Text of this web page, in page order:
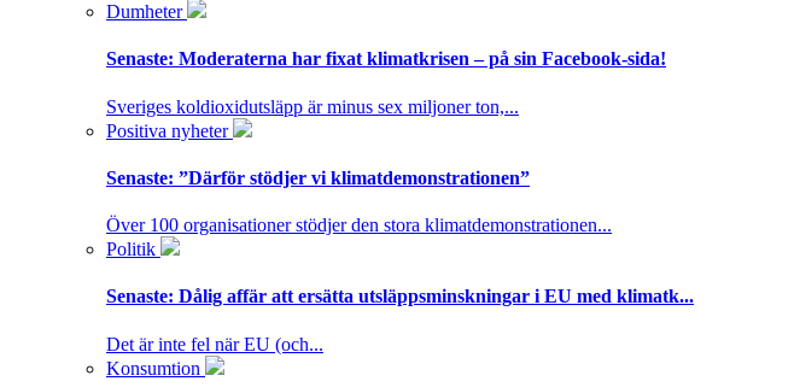
Dumheter
Senaste: Moderaterna har fixat klimatkrisen – på sin Facebook-sida!
Sveriges koldioxidutsläpp är minus sex miljoner ton,...
Positiva nyheter
Senaste: ”Därför stödjer vi klimatdemonstrationen”
Över 100 organisationer stödjer den stora klimatdemonstrationen...
Politik
Senaste: Dålig affär att ersätta utsläppsminskningar i EU med klimatk...
Det är inte fel när EU (och...
Konsumtion